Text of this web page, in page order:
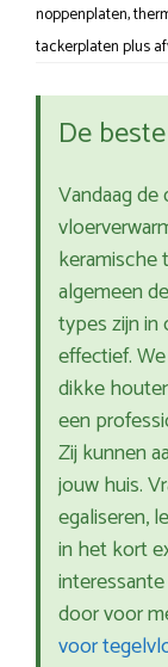
noppenplaten,
tackerplaten plus
De
Vandaag
algemeen
types zijn
effectief.
dikke
een
Zij kunnen
jouw huis.
egaliseren,
in het kort
door voor
voor